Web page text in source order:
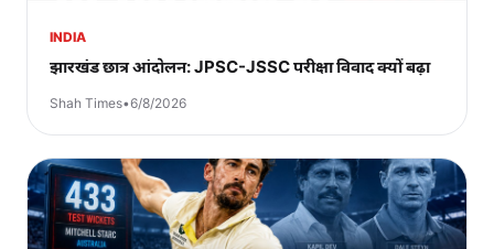
INDIA
झारखंड छात्र आंदोलन: JPSC-JSSC परीक्षा विवाद क्यों बढ़ा
Shah Times•6/8/2026